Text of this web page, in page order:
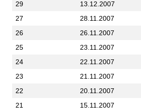
29
13.12.2007
27
28.11.2007
26
26.11.2007
25
23.11.2007
24
22.11.2007
23
21.11.2007
22
20.11.2007
21
15.11.2007